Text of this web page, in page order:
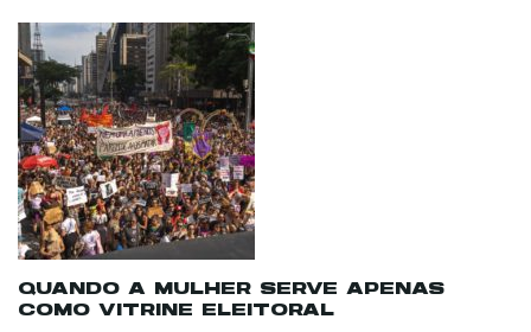
QUANDO A MULHER SERVE APENAS
COMO VITRINE ELEITORAL